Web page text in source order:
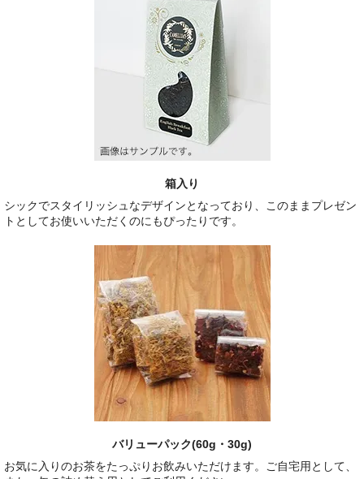
箱入り
シックでスタイリッシュなデザインとなっており、このままプレゼン
トとしてお使いいただくのにもぴったりです。
バリューパック(60g・30g)
お気に入りのお茶をたっぷりお飲みいただけます。ご自宅用として、